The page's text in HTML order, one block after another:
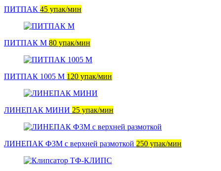
ПИТПАК 45 упак/мин
ПИТПАК М 80 упак/мин
ПИТПАК 1005 М 120 упак/мин
ЛИНЕПАК МИНИ 25 упак/мин
ЛИНЕПАК Ф3M с верхней размоткой 250 упак/мин